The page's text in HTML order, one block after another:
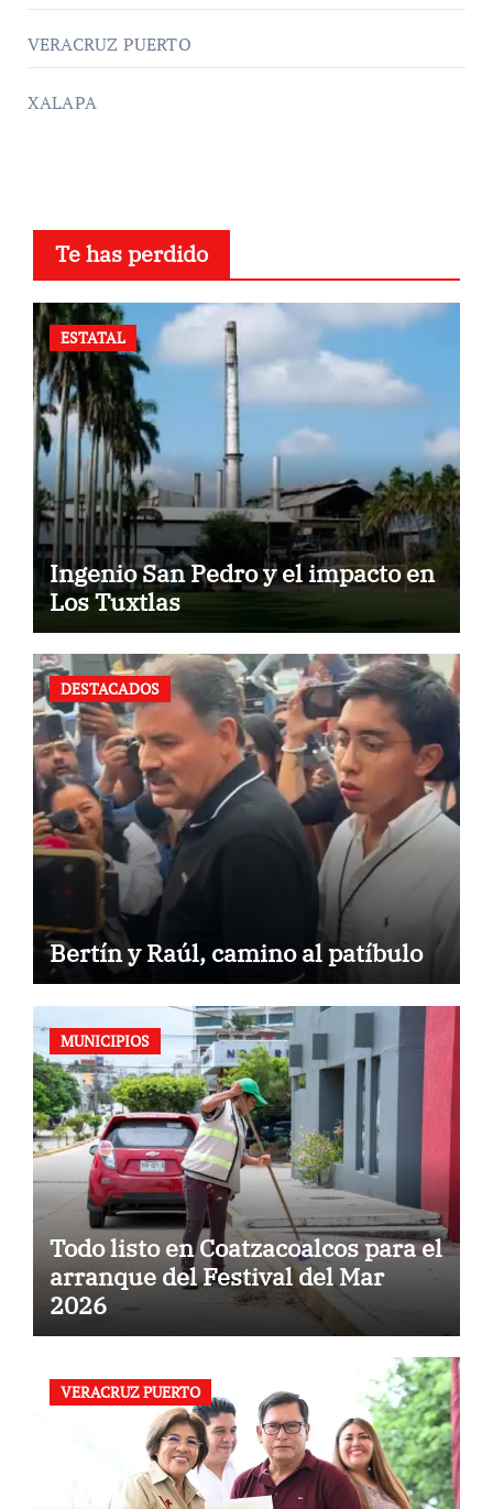
VERACRUZ PUERTO
XALAPA
Te has perdido
ESTATAL
Ingenio San Pedro y el impacto en
Los Tuxtlas
DESTACADOS
Bertín y Raúl, camino al patíbulo
MUNICIPIOS
Todo listo en Coatzacoalcos para el
arranque del Festival del Mar
2026
VERACRUZ PUERTO